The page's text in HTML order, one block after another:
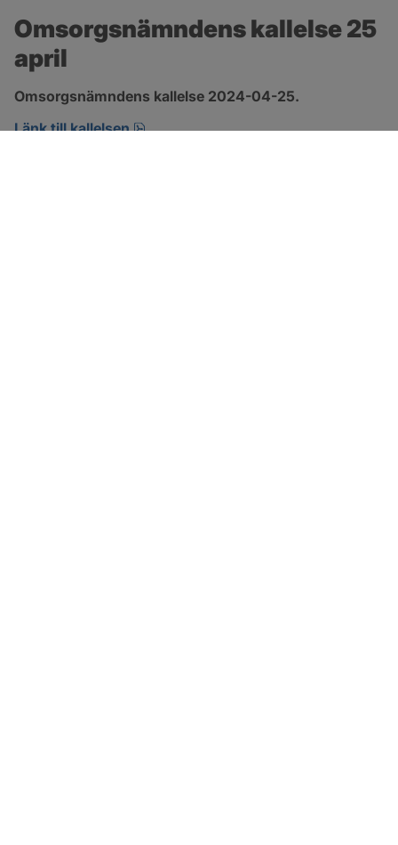
Omsorgsnämndens kallelse 25
april
Omsorgsnämndens kallelse 2024-04-25.
Länk till kallelsen
pdf, 152.2 kB, öppnas i nytt fönster.